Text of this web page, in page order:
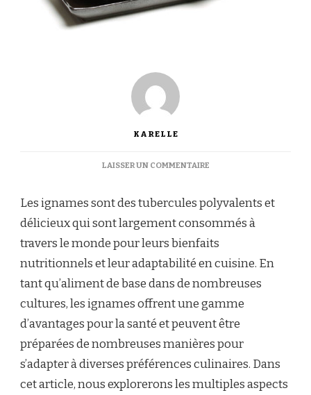
KARELLE
LAISSER UN COMMENTAIRESUR
UN
ALIMENT
POUR
ALIMENTATION
ÉQUILIBRÉE
Les ignames sont des tubercules polyvalents et
délicieux qui sont largement consommés à
travers le monde pour leurs bienfaits
nutritionnels et leur adaptabilité en cuisine. En
tant qu’aliment de base dans de nombreuses
cultures, les ignames offrent une gamme
d’avantages pour la santé et peuvent être
préparées de nombreuses manières pour
s’adapter à diverses préférences culinaires. Dans
cet article, nous explorerons les multiples aspects